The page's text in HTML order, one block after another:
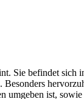
Sie befindet sich
ist,